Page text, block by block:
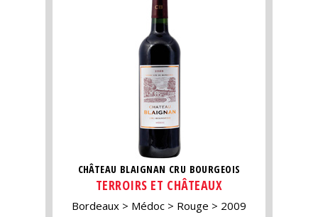
CHÂTEAU BLAIGNAN CRU BOURGEOIS
TERROIRS ET CHÂTEAUX
Bordeaux Médoc Rouge 2009